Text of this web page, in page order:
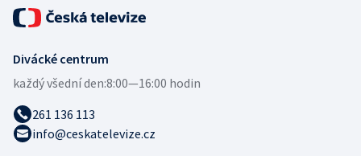
Divácké centrum
každý všední den:8:00—16:00 hodin
261 136 113
info@ceskatelevize.cz